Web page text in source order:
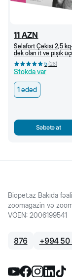
11 AZN
Selafort Çəkisi 2,5
dək olan it və pişik
bit, birə, qoturluq
və helmintlərə qarşı
damcı
5(28)
Stokda var
1 ədəd
Səbətə at
Biopet.az Bakıda
zoomagazin və
VÖEN: 2006199541
876 +994 50